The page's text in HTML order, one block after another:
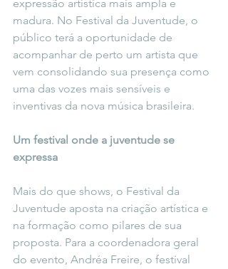
expressão artística mais ampla e
madura. No Festival da Juventude, o
público terá a oportunidade de
acompanhar de perto um artista que
vem consolidando sua presença como
uma das vozes mais sensíveis e
inventivas da nova música brasileira.
Um festival onde a juventude se
expressa
Mais do que shows, o Festival da
Juventude aposta na criação artística e
na formação como pilares de sua
proposta. Para a coordenadora geral
do evento, Andréa Freire, o festival